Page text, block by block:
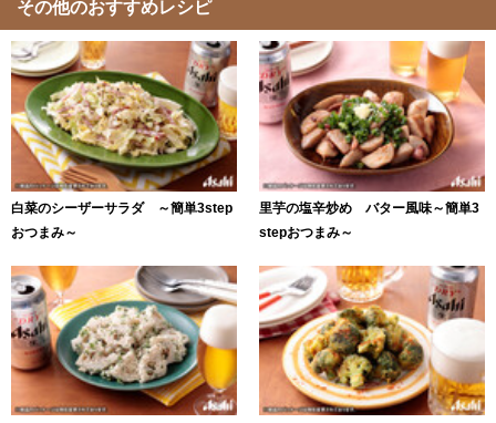
その他のおすすめレシピ
白菜のシーザーサラダ ～簡単3step
おつまみ～
里芋の塩辛炒め バター風味～簡単3
stepおつまみ～